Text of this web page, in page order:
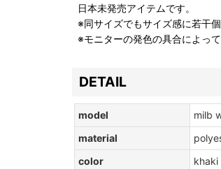
日本未発売アイテムです。
※同サイズでもサイズ感に若干
※モニターの発色の具合によっ
DETAIL
model
milb
material
color
khaki